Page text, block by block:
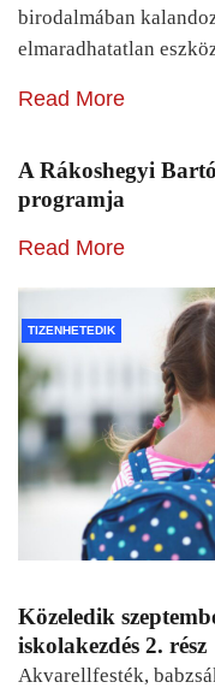
birodalmában
elmaradhatatlan
Read More
A Rákoshegyi
programja
Read More
TIZENHETEDIK
Közeledik
iskolakezdés 2. rész
Akvarellfesték,